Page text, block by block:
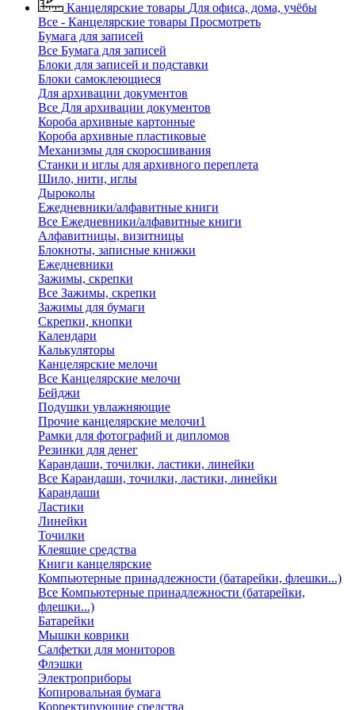
Канцелярские товары Для офиса, дома, учёбы
Все - Канцелярские товары Просмотреть
Бумага для записей
Все Бумага для записей
Блоки для записей и подставки
Блоки самоклеющиеся
Для архивации документов
Все Для архивации документов
Короба архивные картонные
Короба архивные пластиковые
Механизмы для скоросшивания
Станки и иглы для архивного переплета
Шило, нити, иглы
Дыроколы
Ежедневники/алфавитные книги
Все Ежедневники/алфавитные книги
Алфавитницы, визитницы
Блокноты, записные книжки
Ежедневники
Зажимы, скрепки
Все Зажимы, скрепки
Зажимы для бумаги
Скрепки, кнопки
Календари
Калькуляторы
Канцелярские мелочи
Все Канцелярские мелочи
Бейджи
Подушки увлажняющие
Прочие канцелярские мелочи1
Рамки для фотографий и дипломов
Резинки для денег
Карандаши, точилки, ластики, линейки
Все Карандаши, точилки, ластики, линейки
Карандаши
Ластики
Линейки
Точилки
Клеящие средства
Книги канцелярские
Компьютерные принадлежности (батарейки, флешки...)
Все Компьютерные принадлежности (батарейки,
флешки...)
Батарейки
Мышки коврики
Салфетки для мониторов
Флэшки
Электроприборы
Копировальная бумага
Корректирующие средства